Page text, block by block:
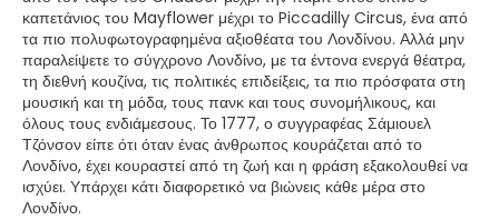
καπετάνιος του Mayflower μέχρι το Piccadilly Circus, ένα από
τα πιο πολυφωτογραφημένα αξιοθέατα του Λονδίνου. Αλλά μην
παραλείψετε το σύγχρονο Λονδίνο, με τα έντονα ενεργά θέατρα,
τη διεθνή κουζίνα, τις πολιτικές επιδείξεις, τα πιο πρόσφατα στη
μουσική και τη μόδα, τους πανκ και τους συνομήλικους, και
όλους τους ενδιάμεσους. Το 1777, ο συγγραφέας Σάμιουελ
Τζόνσον είπε ότι όταν ένας άνθρωπος κουράζεται από το
Λονδίνο, έχει κουραστεί από τη ζωή και η φράση εξακολουθεί να
ισχύει. Υπάρχει κάτι διαφορετικό να βιώνεις κάθε μέρα στο
Λονδίνο.